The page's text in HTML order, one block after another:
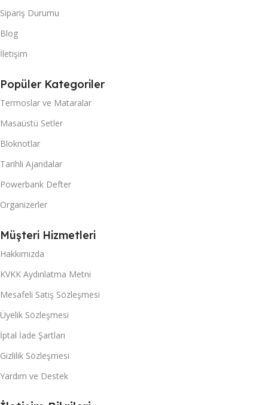
Sipariş Durumu
Blog
İletişim
Popüler Kategoriler
Termoslar ve Mataralar
Masaüstü Setler
Bloknotlar
Tarihli Ajandalar
Powerbank Defter
Organizerler
Müşteri Hizmetleri
Hakkımızda
KVKK Aydınlatma Metni
Mesafeli Satış Sözleşmesi
Üyelik Sözleşmesi
İptal İade Şartları
Gizlilik Sözleşmesi
Yardım ve Destek